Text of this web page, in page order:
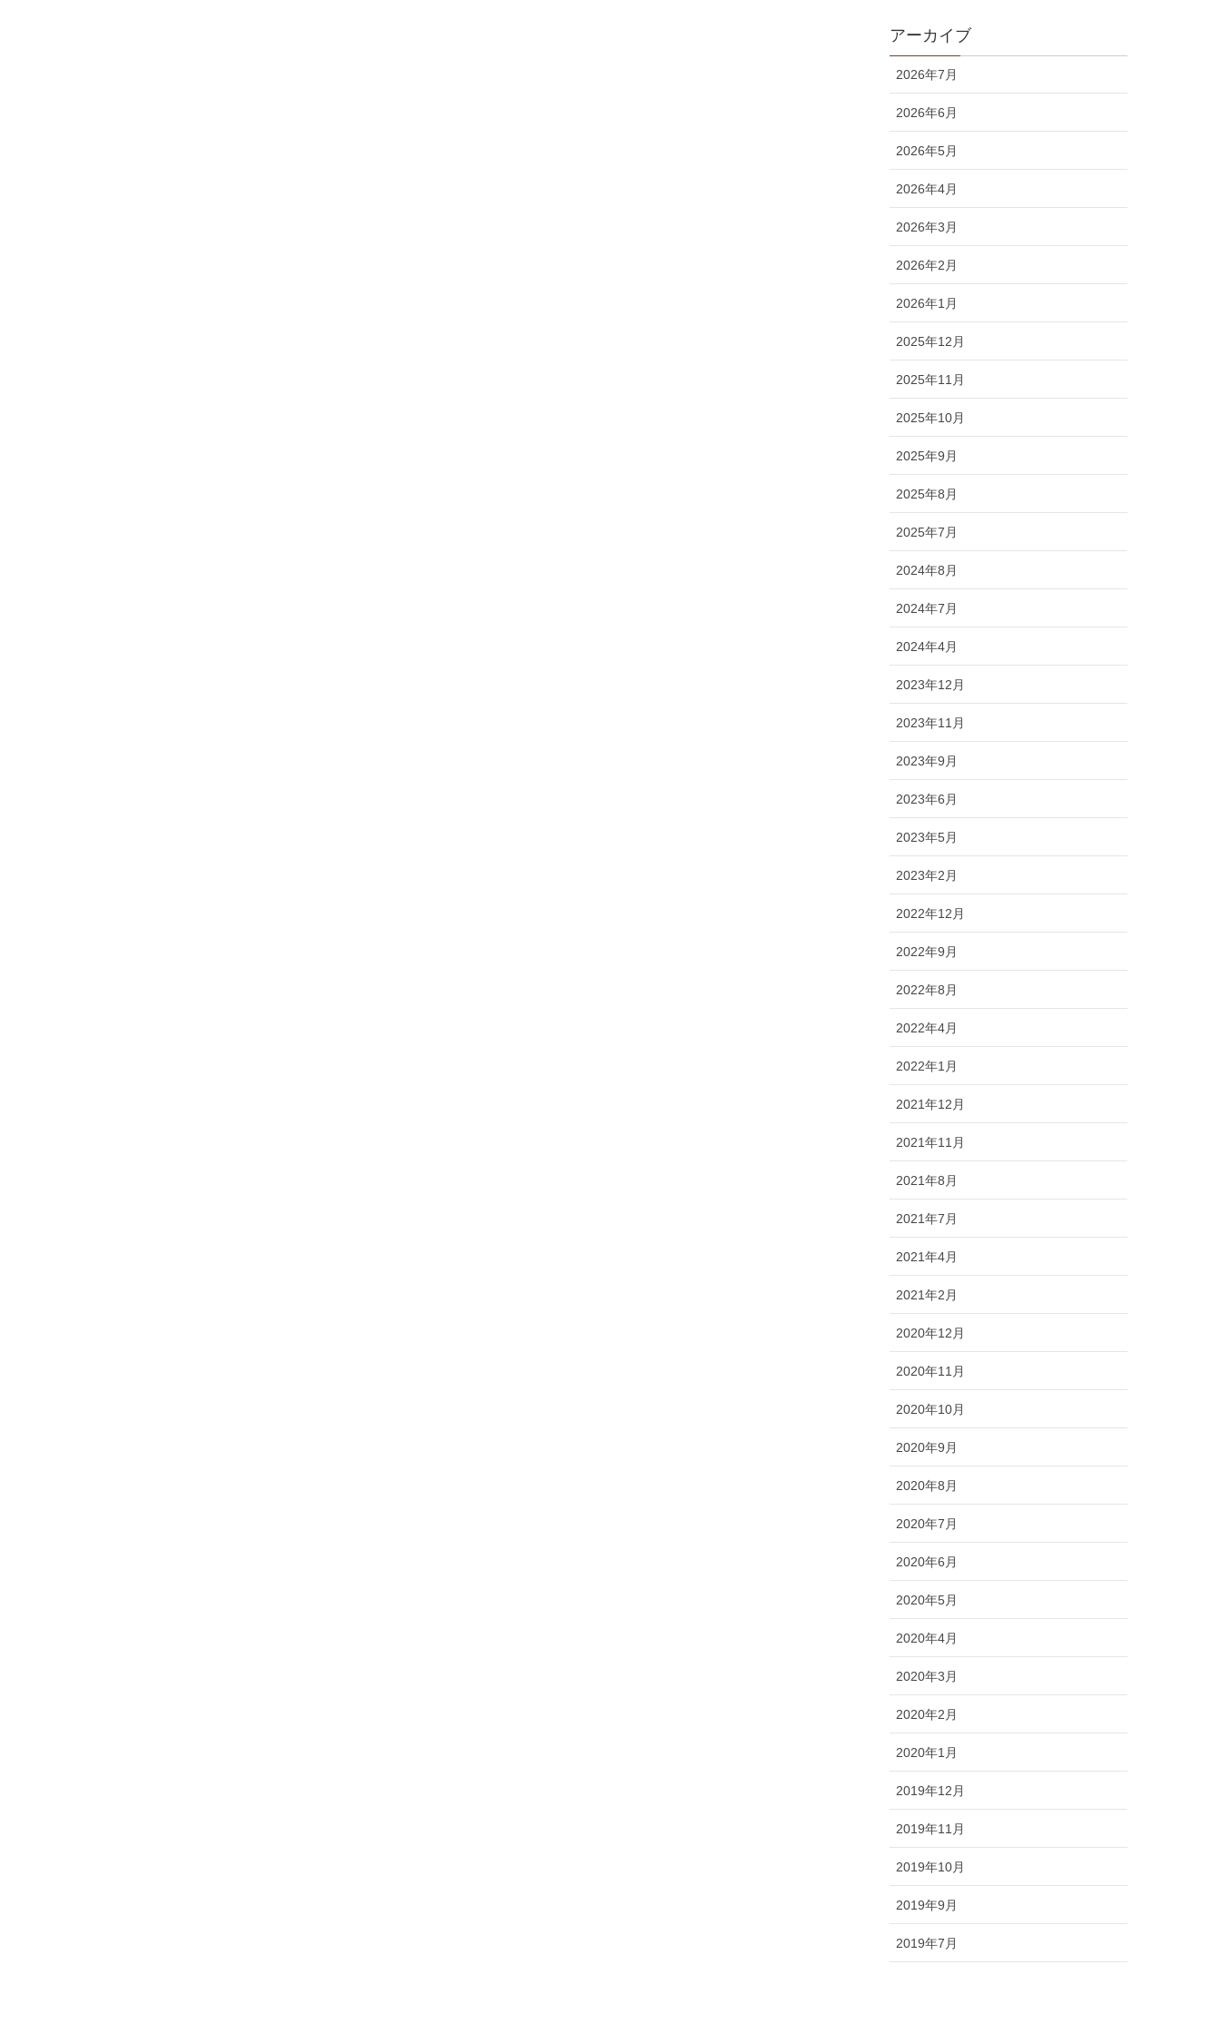
アーカイブ
2026年7月
2026年6月
2026年5月
2026年4月
2026年3月
2026年2月
2026年1月
2025年12月
2025年11月
2025年10月
2025年9月
2025年8月
2025年7月
2024年8月
2024年7月
2024年4月
2023年12月
2023年11月
2023年9月
2023年6月
2023年5月
2023年2月
2022年12月
2022年9月
2022年8月
2022年4月
2022年1月
2021年12月
2021年11月
2021年8月
2021年7月
2021年4月
2021年2月
2020年12月
2020年11月
2020年10月
2020年9月
2020年8月
2020年7月
2020年6月
2020年5月
2020年4月
2020年3月
2020年2月
2020年1月
2019年12月
2019年11月
2019年10月
2019年9月
2019年7月